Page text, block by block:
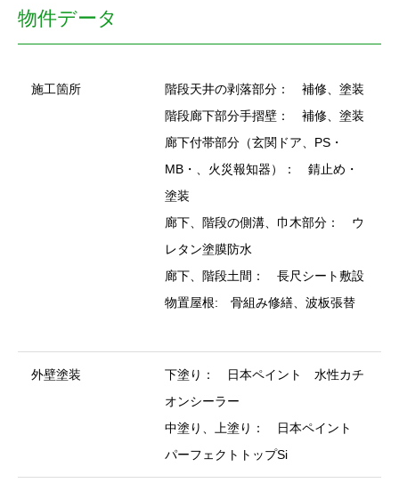
物件データ
施工箇所
階段天井の剥落部分： 補修、塗装
階段廊下部分手摺壁： 補修、塗装
廊下付帯部分（玄関ドア、PS・
MB・、火災報知器）： 錆止め・
塗装
廊下、階段の側溝、巾木部分： ウ
レタン塗膜防水
廊下、階段土間： 長尺シート敷設
物置屋根: 骨組み修繕、波板張替
外壁塗装
下塗り： 日本ペイント 水性カチ
オンシーラー
中塗り、上塗り： 日本ペイント
パーフェクトトップSi